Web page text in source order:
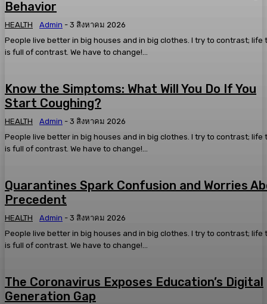
Behavior
HEALTH Admin - 3 สิงหาคม 2026
People live better in big houses and in big clothes. I try to contrast; life
is full of contrast. We have to change!...
Know the Simptoms: What Will You Do If You
Start Coughing?
HEALTH Admin - 3 สิงหาคม 2026
People live better in big houses and in big clothes. I try to contrast; life
is full of contrast. We have to change!...
Quarantines Spark Confusion and Worries
Precedent
HEALTH Admin - 3 สิงหาคม 2026
People live better in big houses and in big clothes. I try to contrast; life
is full of contrast. We have to change!...
The Coronavirus Exposes Education’s Digital
Generation Gap